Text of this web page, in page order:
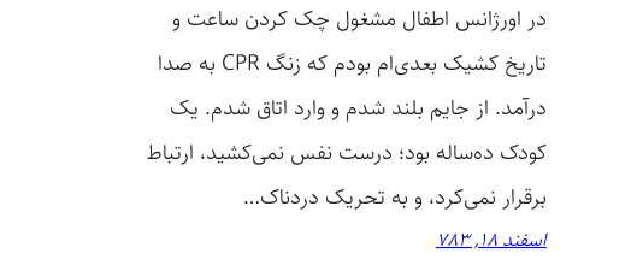
در اورژانس اطفال مشغول چک کردن ساعت و
تاریخ کشیک بعدی‌ام بودم که زنگ CPR به صدا
درآمد. از جایم بلند شدم و وارد اتاق شدم. یک
کودک ده‌ساله بود؛ درست نفس نمی‌کشید، ارتباط
برقرار نمی‌کرد، و به تحریک دردناک…
اسفند 18, 783